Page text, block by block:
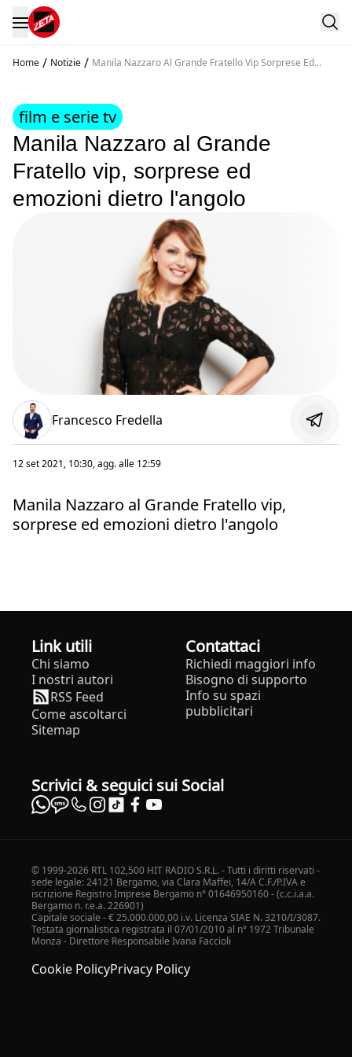
Home / Notizie / Manila Nazzaro Al Grande Fratello Vip Sorprese Ed
film e serie tv
Manila Nazzaro al Grande
Fratello vip, sorprese ed
emozioni dietro l'angolo
Francesco Fredella
12 set 2021, 10:30, agg. alle 12:59
Manila Nazzaro al Grande Fratello vip,
sorprese ed emozioni dietro l'angolo
Link utili
Chi siamo
I nostri autori
RSS Feed
Come ascoltarci
Sitemap
Contattaci
Richiedi maggiori info
Bisogno di supporto
Info su spazi
pubblicitari
Scrivici & seguici sui Social
© 1999-2026 RTL 102,500 HIT RADIO S.R.L. - Tutti i diritti riservati -
sede legale: 24121 Bergamo, via Clara Maffei, 14/A C.F./P.IVA e
iscrizione Registro Imprese Bergamo n° 01646950160 - (c.c.i.a.a.
Bergamo n. r.e.a. 226901)
Capitale sociale - € 25.000.000,00 i.v. Licenza SIAE N. 3210/I/3087.
Testata giornalistica registrata il 07/01/2010 al n° 1972 Tribunale
Monza - Direttore Responsabile Ivana Faccioli
Cookie PolicyPrivacy Policy